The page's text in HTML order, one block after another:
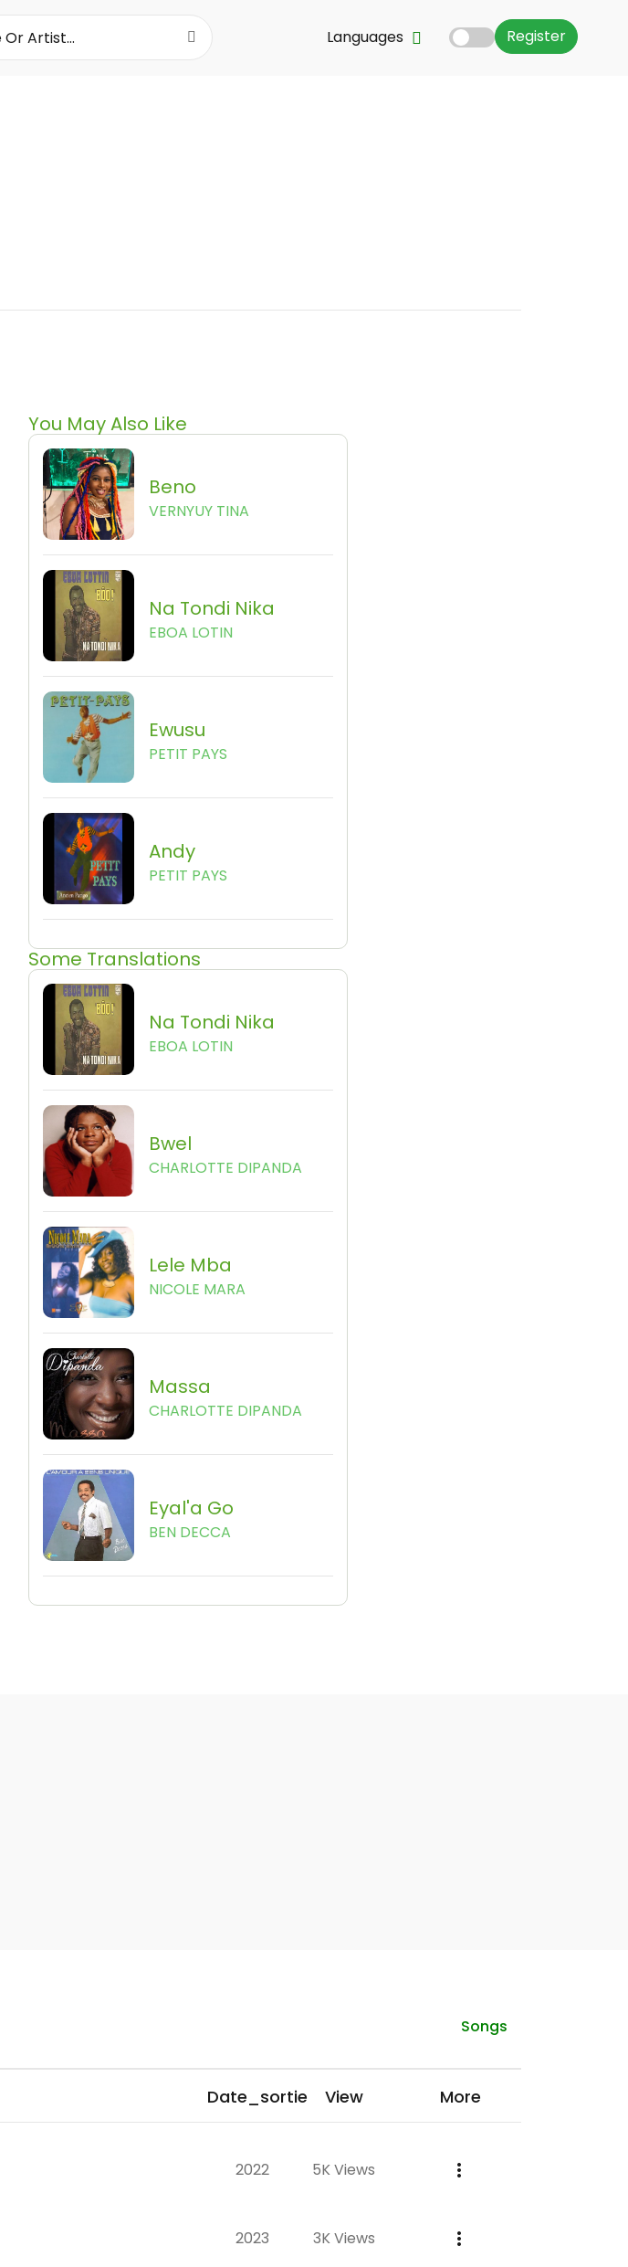
Register
Languages
You May Also Like
Beno
VERNYUY TINA
Na Tondi Nika
EBOA LOTIN
Ewusu
PETIT PAYS
Andy
PETIT PAYS
Some Translations
Na Tondi Nika
EBOA LOTIN
Bwel
CHARLOTTE DIPANDA
Lele Mba
NICOLE MARA
Massa
CHARLOTTE DIPANDA
Eyal'a Go
BEN DECCA
Songs
Date_sortie View More
2022 5K Views
2023 3K Views